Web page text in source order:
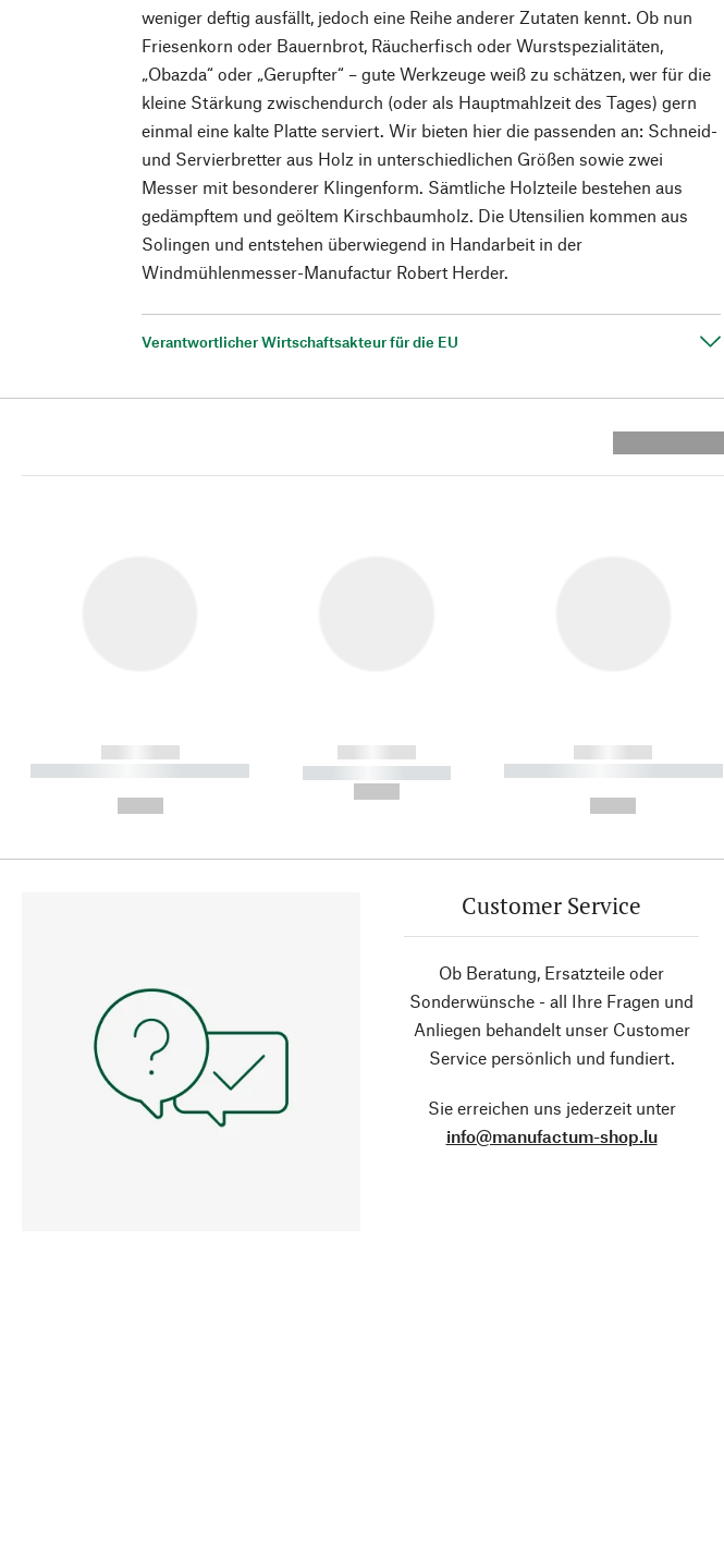
weniger deftig ausfällt, jedoch eine Reihe anderer Zutaten kennt. Ob nun
Friesenkorn oder Bauernbrot, Räucherfisch oder Wurstspezialitäten,
„Obazda“ oder „Gerupfter“ – gute Werkzeuge weiß zu schätzen, wer für die
kleine Stärkung zwischendurch (oder als Hauptmahlzeit des Tages) gern
einmal eine kalte Platte serviert. Wir bieten hier die passenden an: Schneid-
und Servierbretter aus Holz in unterschiedlichen Größen sowie zwei
Messer mit besonderer Klingenform. Sämtliche Holzteile bestehen aus
gedämpftem und geöltem Kirschbaumholz. Die Utensilien kommen aus
Solingen und entstehen überwiegend in Handarbeit in der
Windmühlenmesser-Manufactur Robert Herder.
Verantwortlicher Wirtschaftsakteur für die EU
------------
----------- ----------- ----------
------------
----------- -----------
------------
----------- ----------- ----------
Customer Service
Ob Beratung, Ersatzteile oder
Sonderwünsche - all Ihre Fragen und
Anliegen behandelt unser Customer
Service persönlich und fundiert.
Sie erreichen uns jederzeit unter
info@manufactum-shop.lu